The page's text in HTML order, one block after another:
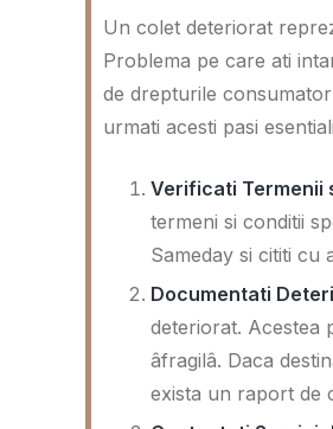
Un colet deteriorat
Problema pe care ati
de drepturile
urmati acesti pasi
Verificati Termenii
termeni si conditii
Sameday si cititi cu
Documentati
deteriorat. Acestea
âfragilâ. Daca
exista un raport de